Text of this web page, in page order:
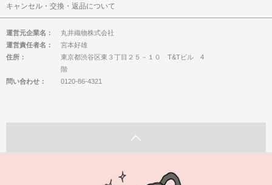
キャンセル・交換・返品について
運営元企業名：
丸井織物株式会社
運営責任者名：
宮本好雄
住所：
東京都渋谷区東３丁目２５－１０ T&Tビル 4
階
問い合わせ：
0120-86-4321